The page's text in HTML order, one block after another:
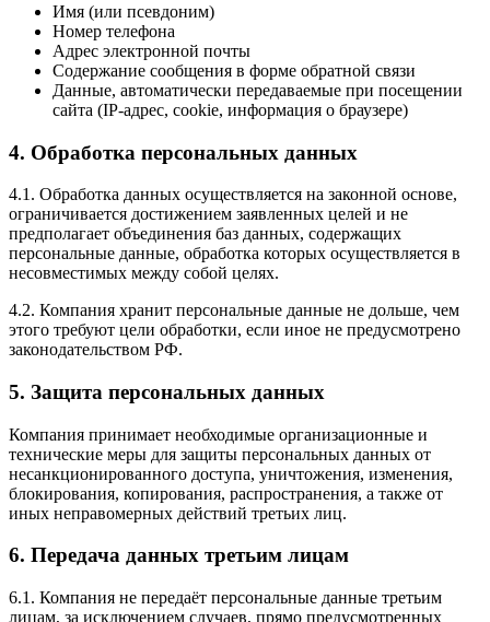
Имя (или псевдоним)
Номер телефона
Адрес электронной почты
Содержание сообщения в форме обратной связи
Данные, автоматически передаваемые при посещении
сайта (IP-адрес, cookie, информация о браузере)
4. Обработка персональных данных
4.1. Обработка данных осуществляется на законной основе,
ограничивается достижением заявленных целей и не
предполагает объединения баз данных, содержащих
персональные данные, обработка которых осуществляется в
несовместимых между собой целях.
4.2. Компания хранит персональные данные не дольше, чем
этого требуют цели обработки, если иное не предусмотрено
законодательством РФ.
5. Защита персональных данных
Компания принимает необходимые организационные и
технические меры для защиты персональных данных от
несанкционированного доступа, уничтожения, изменения,
блокирования, копирования, распространения, а также от
иных неправомерных действий третьих лиц.
6. Передача данных третьим лицам
6.1. Компания не передаёт персональные данные третьим
лицам, за исключением случаев, прямо предусмотренных